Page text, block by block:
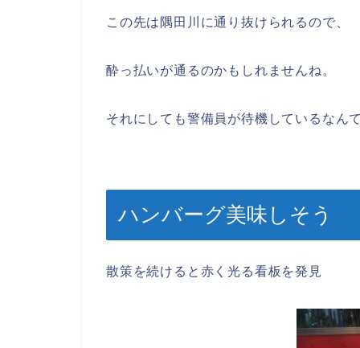
この先は隅田川に通り抜けられるので、
酔っ払いが通るのかもしれませんね。
それにしても警備員が待機しているなん
ハンバーグ美味しそう
散策を続けると赤く光る看板を発見